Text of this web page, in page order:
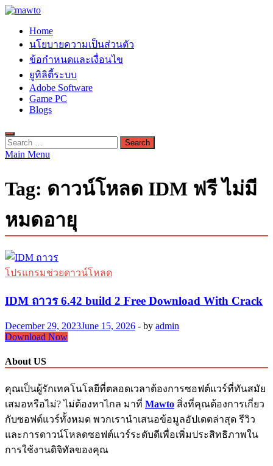
Skip
content
MAWTO
ดาวน์โหลดโปรแกรมฟรี ตัวเต็มถาวร ใหม่ 2023 ไม่ครอบลิงค์
Home
นโยบายความเป็นส่วนตัว
ข้อกำหนดและเงื่อนไข
ยูทิลิตี้ระบบ
Adobe Software
Game PC
Blogs
Search
for:
Main Menu
Tag: ดาวน์โหลด IDM ฟรี ไม่มี
หมดอายุ
โปรแกรมช่วยดาวน์โหลด
IDM ถาวร 6.42 build 2 Free Download With Crack
December 29, 2023June 15, 2026 - by admin
IDM
6.42
2
Free
Download
With
Download Now
About US
คุณเป็นผู้รักเทคโนโลยีที่ตลอดเวลาต้องการซอฟต์แวร์ที่ทันสมัย
เสมอหรือไม่? ไม่ต้องหาไกล มาที่ Mawto สิ่งที่คุณต้องการเกี่ยว
กับซอฟต์แวร์ทั้งหมด พวกเรานำเสนอข้อมูลอัปเดตล่าสุด รีวิว
และการดาวน์โหลดซอฟต์แวร์ระดับดีเพื่อเพิ่มประสิทธิภาพใน
การใช้งานดิจิทัลของคุณ